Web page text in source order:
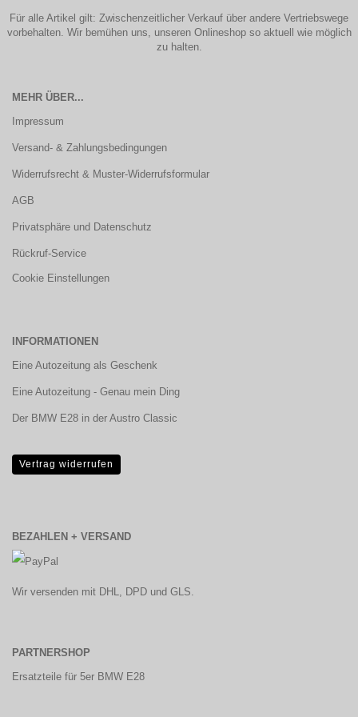
Für alle Artikel gilt: Zwischenzeitlicher Verkauf über andere Vertriebswege
vorbehalten. Wir bemühen uns, unseren Onlineshop so aktuell wie möglich
zu halten.
MEHR ÜBER...
Impressum
Versand- & Zahlungsbedingungen
Widerrufsrecht & Muster-Widerrufsformular
AGB
Privatsphäre und Datenschutz
Rückruf-Service
Cookie Einstellungen
INFORMATIONEN
Eine Autozeitung als Geschenk
Eine Autozeitung - Genau mein Ding
Der BMW E28 in der Austro Classic
Vertrag widerrufen
BEZAHLEN + VERSAND
Wir versenden mit DHL, DPD und GLS.
PARTNERSHOP
Ersatzteile für 5er BMW E28